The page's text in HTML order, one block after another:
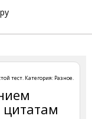
тест. Категория: Разное.